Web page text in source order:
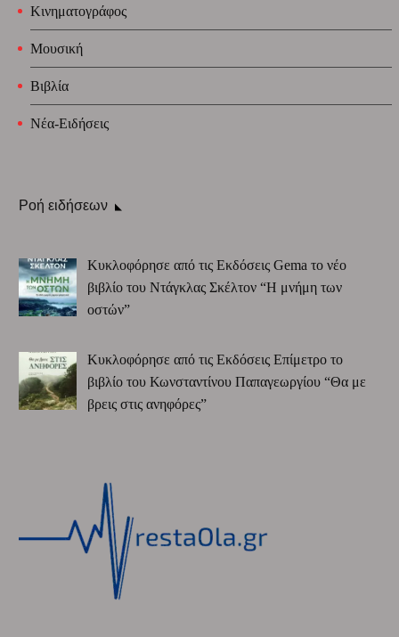
Κινηματογράφος
Μουσική
Βιβλία
Νέα-Ειδήσεις
Ροή ειδήσεων
Κυκλοφόρησε από τις Εκδόσεις Gema το νέο
βιβλίο του Ντάγκλας Σκέλτον “Η μνήμη των
οστών”
Κυκλοφόρησε από τις Εκδόσεις Επίμετρο το
βιβλίο του Κωνσταντίνου Παπαγεωργίου “Θα με
βρεις στις ανηφόρες”